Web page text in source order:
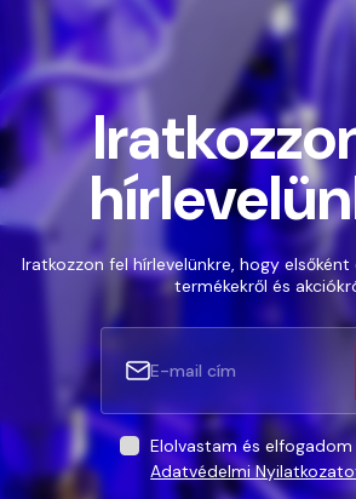
Iratkozzon fel hírlevelünkre, hogy
termékekről és
Elolvastam és elfogadom
Adatvédelmi